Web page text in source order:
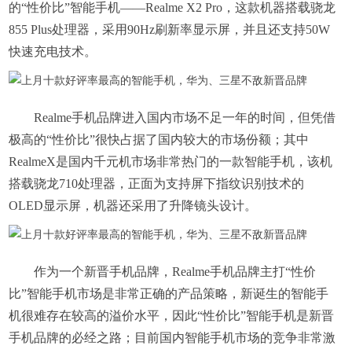
的“性价比”智能手机——Realme X2 Pro，这款机器搭载骁龙
855 Plus处理器，采用90Hz刷新率显示屏，并且还支持50W
快速充电技术。
Realme手机品牌进入国内市场不足一年的时间，但凭借
极高的“性价比”很快占据了国内较大的市场份额；其中
RealmeX是国内千元机市场非常热门的一款智能手机，该机
搭载骁龙710处理器，正面为支持屏下指纹识别技术的
OLED显示屏，机器还采用了升降镜头设计。
作为一个新晋手机品牌，Realme手机品牌主打“性价
比”智能手机市场是非常正确的产品策略，新诞生的智能手
机很难存在较高的溢价水平，因此“性价比”智能手机是新晋
手机品牌的必经之路；目前国内智能手机市场的竞争非常激